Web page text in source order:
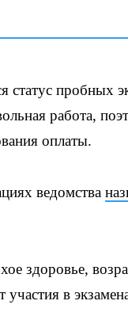
статус пробных
работа,
оплаты.
ведомства
здоровье,
участия в